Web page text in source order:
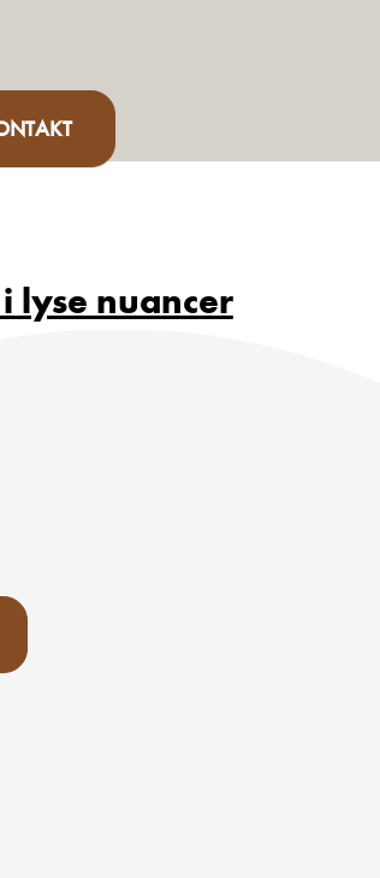
lyse nuancer